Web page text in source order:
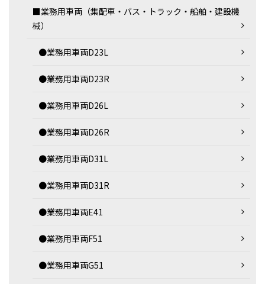
■業務用車両（集配車・バス・トラック・船舶・建設機
械）
●業務用車両D23L
●業務用車両D23R
●業務用車両D26L
●業務用車両D26R
●業務用車両D31L
●業務用車両D31R
●業務用車両E41
●業務用車両F51
●業務用車両G51